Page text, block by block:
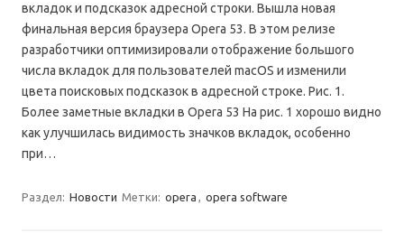
вкладок и подсказок адресной строки. Вышла новая
финальная версия браузера Opera 53. В этом релизе
разработчики оптимизировали отображение большого
числа вкладок для пользователей macOS и изменили
цвета поисковых подсказок в адресной строке. Рис. 1.
Более заметные вкладки в Opera 53 На рис. 1 хорошо видно
как улучшилась видимость значков вкладок, особенно
при…
Раздел: Новости Метки: opera , opera software